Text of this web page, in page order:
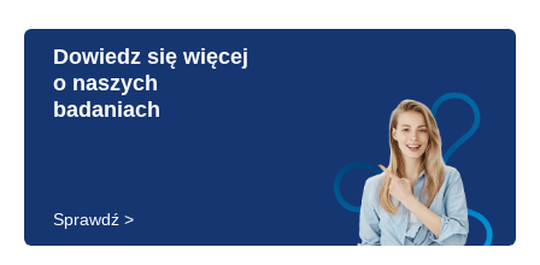
Dowiedz się więcej
o naszych
badaniach
Sprawdź >